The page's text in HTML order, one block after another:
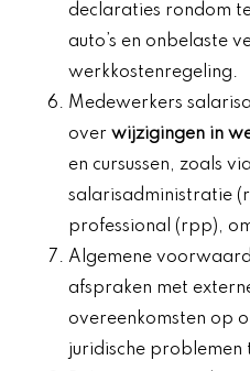
declaraties rondom
auto’s en onbelaste
werkkostenregeling.
Medewerkers
over wijzigingen in
en cursussen, zoals
salarisadministratie
professional (rpp),
Algemene
afspraken met
overeenkomsten op
juridische problemen